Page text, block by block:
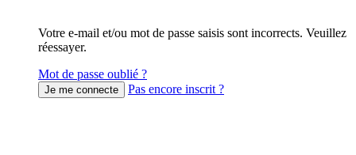
Votre e-mail et/ou mot de passe saisis sont incorrects. Veuillez
réessayer.
Mot de passe oublié ?
Pas encore inscrit ?